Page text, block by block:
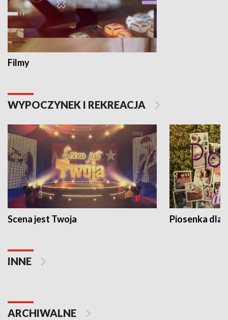
Filmy
WYPOCZYNEK I REKREACJA
Scena jest Twoja Piosenka dla
INNE
ARCHIWALNE